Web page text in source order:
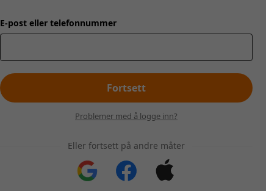
E-post eller telefonnummer
Fortsett
Problemer med å logge inn?
Eller fortsett på andre måter